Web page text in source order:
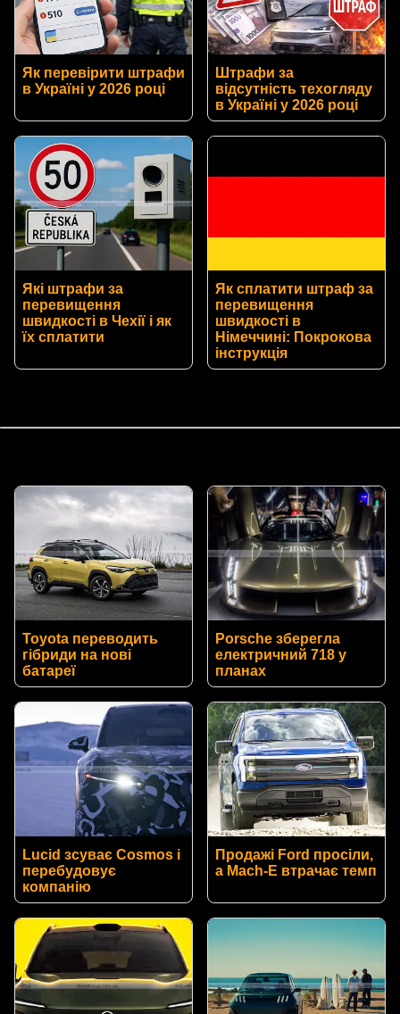
Як перевірити штрафи
в Україні у 2026 році
Штрафи за
відсутність техогляду
в Україні у 2026 році
Які штрафи за
перевищення
швидкості в Чехії і як
їх сплатити
Як сплатити штраф за
перевищення
швидкості в
Німеччині: Покрокова
інструкція
Toyota переводить
гібриди на нові
батареї
Porsche зберегла
електричний 718 у
планах
Lucid зсуває Cosmos і
перебудовує
компанію
Продажі Ford просіли,
а Mach-E втрачає темп